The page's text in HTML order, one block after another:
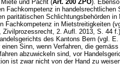
und Pacht (Art. 200 ZPO).
Fachkompetenz in handelsrechtlichen
paritätischen Schlichtungsbehörden
Fachkompetenz in Mietstreitigkeiten
Zivilprozessrecht, 2. Aufl. 2013, S. 44
des Kantons Bern (vgl.
Sinn, wenn Verfahren, die gemäss
abzuwickeln sind, vor
ist zwar nicht von der Hand zu